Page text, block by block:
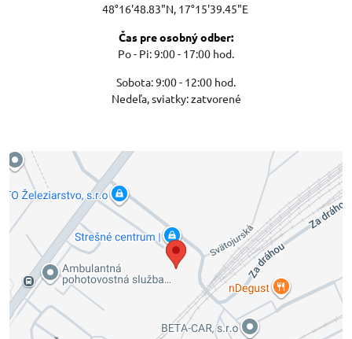
48°16'48.83"N, 17°15'39.45"E
Čas pre osobný odber:
Po - Pi: 9:00 - 17:00 hod.
Sobota: 9:00 - 12:00 hod.
Nedeľa, sviatky: zatvorené
Externý obsah je blokovaný Voľbami
súkromia
Prajete si načítať externý obsah?
Povoliť tentokrát
Povoliť a zapamätať - súhlas s druhom cookie:
Funkčné